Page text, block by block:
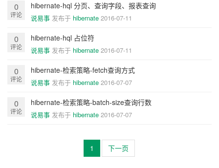
0
评论
hibernate-hql 分页、查询字段、报表查询
说易事 发布于 hibernate 2016-07-11
0
评论
hibernate-hql 占位符
说易事 发布于 hibernate 2016-07-11
0
评论
hibernate-检索策略-fetch查询方式
说易事 发布于 hibernate 2016-07-07
0
评论
hibernate-检索策略-batch-size查询行数
说易事 发布于 hibernate 2016-07-07
1 下一页